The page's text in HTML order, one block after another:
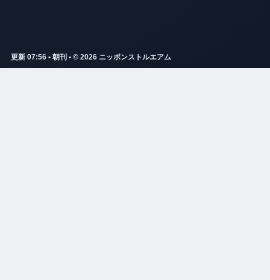
更新 07:56 • 朝刊 • © 2026 ニッポンストルエアム